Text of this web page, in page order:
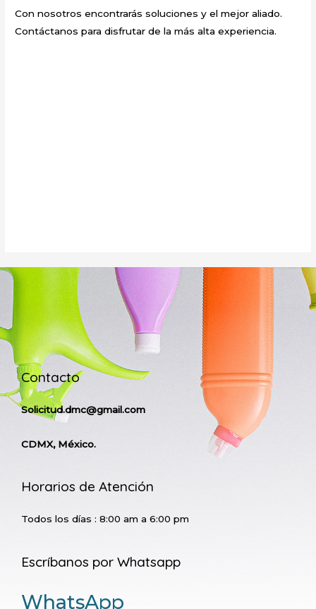
Con nosotros encontrarás soluciones y el mejor aliado.
Contáctanos para disfrutar de la más alta experiencia.
Contacto
Solicitud.dmc@gmail.com
CDMX, México.
Horarios de Atención
Todos los días : 8:00 am a 6:00 pm
Escríbanos por Whatsapp
WhatsApp